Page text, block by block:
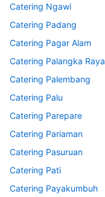
Catering Ngawi
Catering Padang
Catering Pagar Alam
Catering Palangka Raya
Catering Palembang
Catering Palu
Catering Parepare
Catering Pariaman
Catering Pasuruan
Catering Pati
Catering Payakumbuh